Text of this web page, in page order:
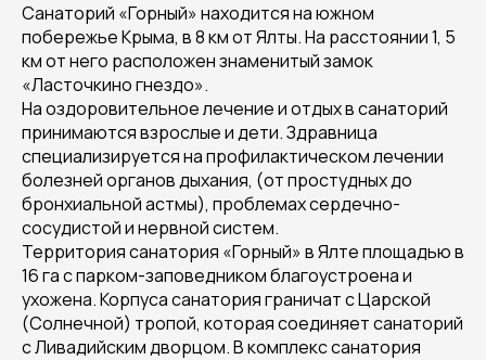
Санаторий «Горный» находится на южном
побережье Крыма, в 8 км от Ялты. На расстоянии 1, 5
км от него расположен знаменитый замок
«Ласточкино гнездо».
На оздоровительное лечение и отдых в санаторий
принимаются взрослые и дети. Здравница
специализируется на профилактическом лечении
болезней органов дыхания, (от простудных до
бронхиальной астмы), проблемах сердечно-
сосудистой и нервной систем.
Территория санатория «Горный» в Ялте площадью в
16 га с парком-заповедником благоустроена и
ухожена. Корпуса санатория граничат с Царской
(Солнечной) тропой, которая соединяет санаторий
с Ливадийским дворцом. В комплекс санатория